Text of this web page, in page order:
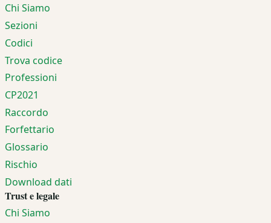
Chi Siamo
Sezioni
Codici
Trova codice
Professioni
CP2021
Raccordo
Forfettario
Glossario
Rischio
Download dati
Trust e legale
Chi Siamo